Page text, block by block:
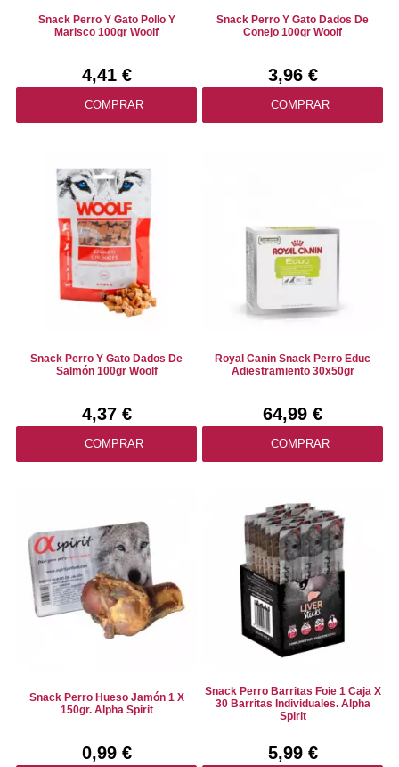
Snack Perro Y Gato Pollo Y
Marisco 100gr Woolf
4,41 €
COMPRAR
Snack Perro Y Gato Dados De
Conejo 100gr Woolf
3,96 €
COMPRAR
Snack Perro Y Gato Dados De
Salmón 100gr Woolf
4,37 €
COMPRAR
Royal Canin Snack Perro Educ
Adiestramiento 30x50gr
64,99 €
COMPRAR
Snack Perro Hueso Jamón 1 X
150gr. Alpha Spirit
0,99 €
Snack Perro Barritas Foie 1 Caja X
30 Barritas Individuales. Alpha
Spirit
5,99 €